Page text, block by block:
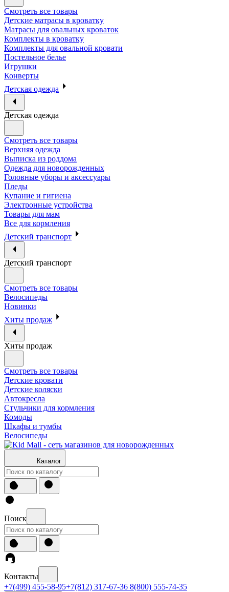
Смотреть все товары
Детские матрасы в кроватку
Матрасы для овальных кроваток
Комплекты в кроватку
Комплекты для овальной кровати
Постельное белье
Игрушки
Конверты
Детская одежда
Детская одежда
Смотреть все товары
Верхняя одежда
Выписка из роддома
Одежда для новорожденных
Головные уборы и аксессуары
Пледы
Купание и гигиена
Электронные устройства
Товары для мам
Все для кормления
Детский транспорт
Детский транспорт
Смотреть все товары
Велосипеды
Новинки
Хиты продаж
Хиты продаж
Смотреть все товары
Детские кровати
Детские коляски
Автокресла
Стульчики для кормления
Комоды
Шкафы и тумбы
Велосипеды
Каталог
Поиск
Контакты
+7(499) 455-58-95+7(812) 317-67-36 8(800) 555-74-35